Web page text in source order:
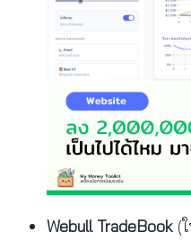
Webull TradeBook (